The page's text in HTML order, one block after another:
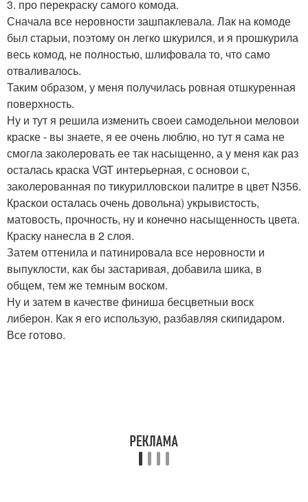
3. про перекраску самого комода.
Сначала все неровности зашпаклевала. Лак на комоде
был старыи, поэтому он легко шкурился, и я прошкурила
весь комод, не полностью, шлифовала то, что само
отваливалось.
Таким образом, у меня получилась ровная отшкуренная
поверхность.
Ну и тут я решила изменить своеи самодельнои меловои
краске - вы знаете, я ее очень люблю, но тут я сама не
смогла заколеровать ее так насыщенно, а у меня как раз
осталась краска VGT интерьерная, с основои с,
заколерованная по тикурилловскои палитре в цвет N356.
Краскои осталась очень довольна) укрывистость,
матовость, прочность, ну и конечно насыщенность цвета.
Краску нанесла в 2 слоя.
Затем оттенила и патинировала все неровности и
выпуклости, как бы застаривая, добавила шика, в
общем, тем же темным воском.
Ну и затем в качестве финиша бесцветныи воск
либерон. Как я его использую, разбавляя скипидаром.
Все готово.